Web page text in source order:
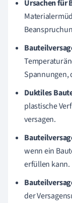
Ursachen für
Spannungen,
Duktiles
plastische
versagen.
wenn ein
erfüllen kann.
der